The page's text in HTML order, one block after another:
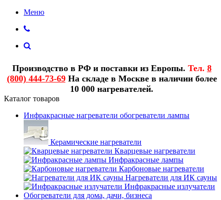
Меню
Производство в РФ и поставки из Европы. Тел. 8
(800) 444-73-69На складе в Москве в наличии более
10 000 нагревателей.
Каталог товаров
Инфракрасные нагреватели обогреватели лампы
Керамические нагреватели
Кварцевые нагреватели
Инфракрасные лампы
Карбоновые нагреватели
Нагреватели для ИК сауны
Инфракрасные излучатели
Обогреватели для дома, дачи, бизнеса